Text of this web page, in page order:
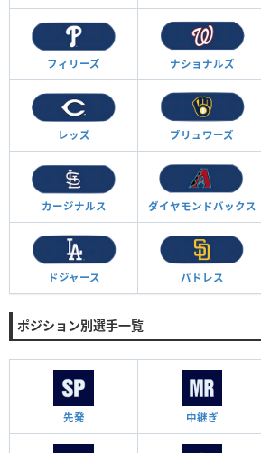
フィリーズ ナショナルズ
レッズ ブリュワーズ
カージナルス ダイヤモンドバックス
ドジャース パドレス
ポジション別選手一覧
先発 中継ぎ